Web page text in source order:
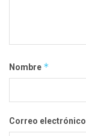
Nombre *
Correo electrónico